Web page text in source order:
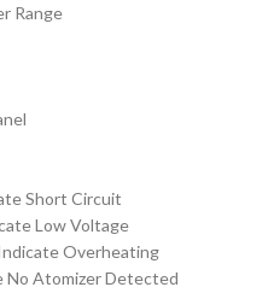
Range
Short Circuit
Low Voltage
Overheating
No Atomizer Detected